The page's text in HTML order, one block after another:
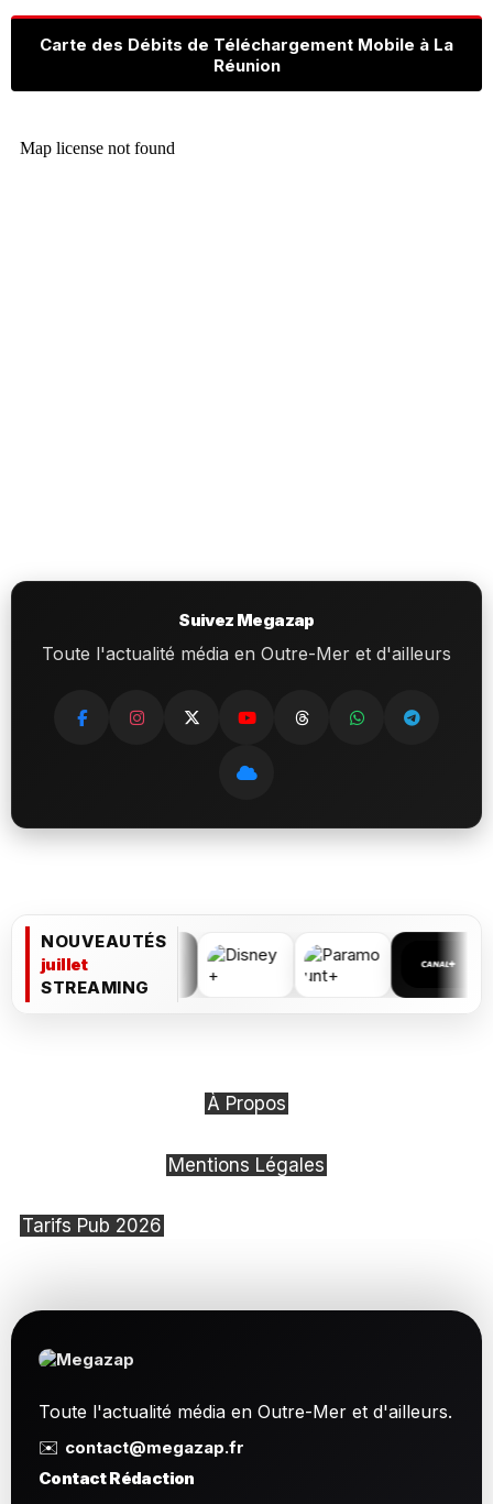
Carte des Débits de Téléchargement Mobile à La
Réunion
Suivez Megazap
Toute l'actualité média en Outre-Mer et d'ailleurs
NOUVEAUTÉS
juillet
STREAMING
À Propos
Mentions Légales
Tarifs Pub 2026
Toute l'actualité média en Outre-Mer et d'ailleurs.
✉️ contact@megazap.fr
Contact Rédaction